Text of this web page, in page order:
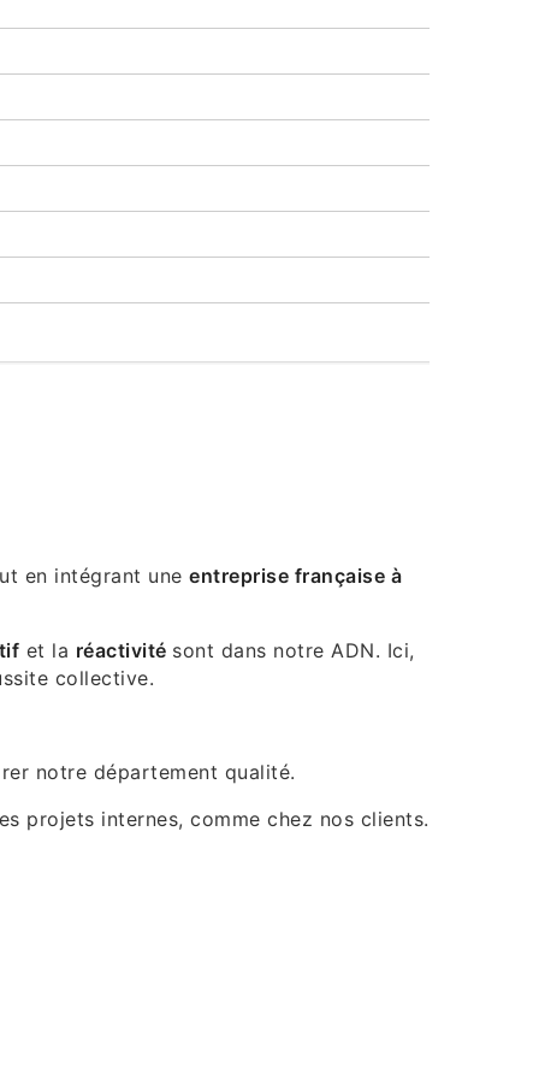
en intégrant uneentreprise française à
et la réactivité sont dans notre ADN. Ici,
collective.
notre département qualité.
projets internes, comme chez nos clients.